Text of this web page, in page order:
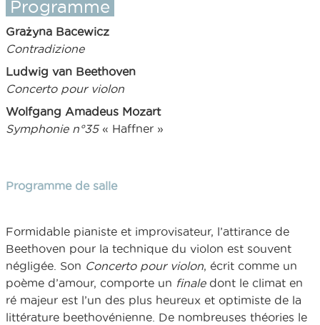
Programme
Grażyna Bacewicz
Contradizione
Ludwig van Beethoven
Concerto pour violon
Wolfgang Amadeus Mozart
Symphonie n°35« Haffner »
Programme de salle
Formidable pianiste et improvisateur, l’attirance de
Beethoven pour la technique du violon est souvent
négligée. Son Concerto pour violon, écrit comme un
poème d’amour, comporte un finaledont le climat en
ré majeur est l’un des plus heureux et optimiste de la
littérature beethovénienne. De nombreuses théories le